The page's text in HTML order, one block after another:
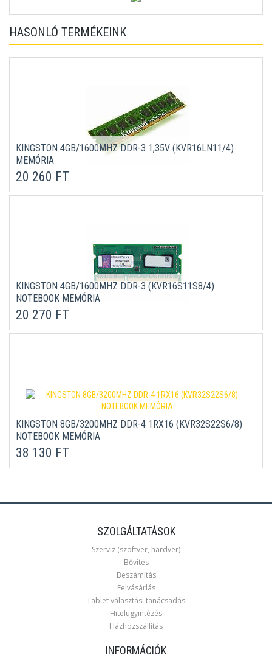
HASONLÓ TERMÉKEINK
KINGSTON 4GB/1600MHZ DDR-3 1,35V (KVR16LN11/4)
MEMÓRIA
20 260 FT
KINGSTON 4GB/1600MHZ DDR-3 (KVR16S11S8/4)
NOTEBOOK MEMÓRIA
20 270 FT
KINGSTON 8GB/3200MHZ DDR-4 1RX16 (KVR32S22S6/8)
NOTEBOOK MEMÓRIA
38 130 FT
SZOLGÁLTATÁSOK
Szerviz (szoftver, hardver)
Bővítés
Beszámítás
Felvásárlás
Tablet választási tanácsadás
Hitelügyintézés
Házhozszállítás
INFORMÁCIÓK